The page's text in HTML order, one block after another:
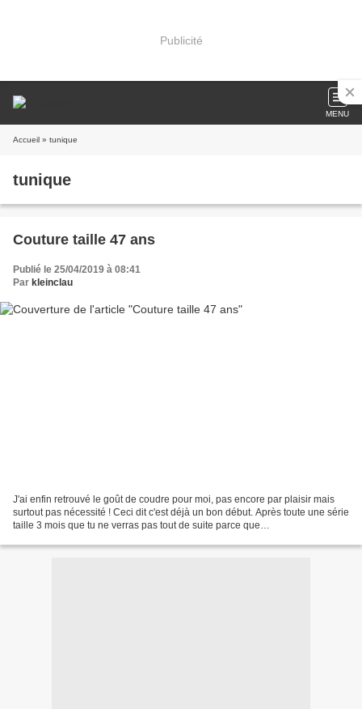
Publicité
MENU
Accueil » tunique
tunique
Couture taille 47 ans
Publié le 25/04/2019 à 08:41
Par kleinclau
J'ai enfin retrouvé le goût de coudre pour moi, pas encore par plaisir mais
surtout pas nécessité ! Ceci dit c'est déjà un bon début. Après toute une série
taille 3 mois que tu ne verras pas tout de suite parce que